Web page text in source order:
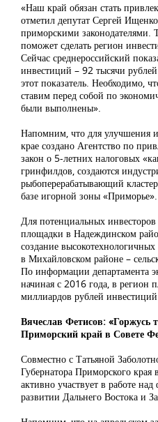
«Наш край обязан стать
отметил депутат Сергей
приморскими законодателями.
поможет сделать регион
Сейчас среднероссийский
инвестиций – 92 тысячи
этот показатель. Необходимо,
ставим перед собой по
были выполнены».
Напомним, что для улучшения
крае создано Агентство по
закон о 5-летних налоговых
гринфилдов, создаются
рыбоперерабатывающий
базе игорной зоны «Приморье».
Для потенциальных
площадки в Надеждинском
создание
в Михайловском районе –
По информации департамента
начиная с 2016 года, в регион
миллиардов рублей
Вячеслав Фетисов: «Горжусь
Приморский край в Совете
Совместно с Татьяной
Губернатора Приморского
активно участвует в работе
развитии Дальнего Востока и